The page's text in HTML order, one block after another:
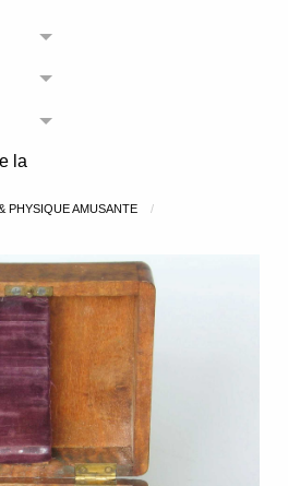
Toggle menu
Toggle menu
Toggle menu
la
PHYSIQUE AMUSANTE